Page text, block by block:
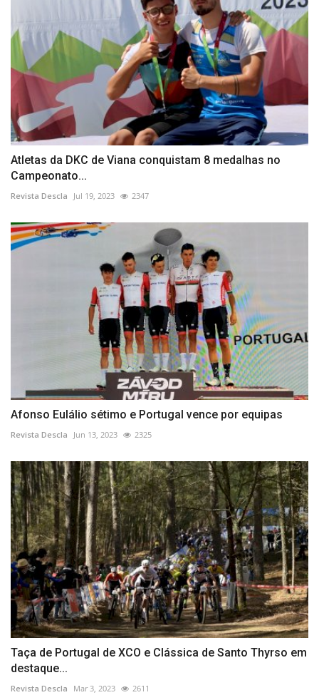
Atletas da DKC de Viana conquistam 8 medalhas no
Campeonato...
Revista Descla Jul 19, 2023 2347
Afonso Eulálio sétimo e Portugal vence por equipas
Revista Descla Jun 13, 2023 2325
Taça de Portugal de XCO e Clássica de Santo Thyrso em
destaque...
Revista Descla Mar 3, 2023 2611